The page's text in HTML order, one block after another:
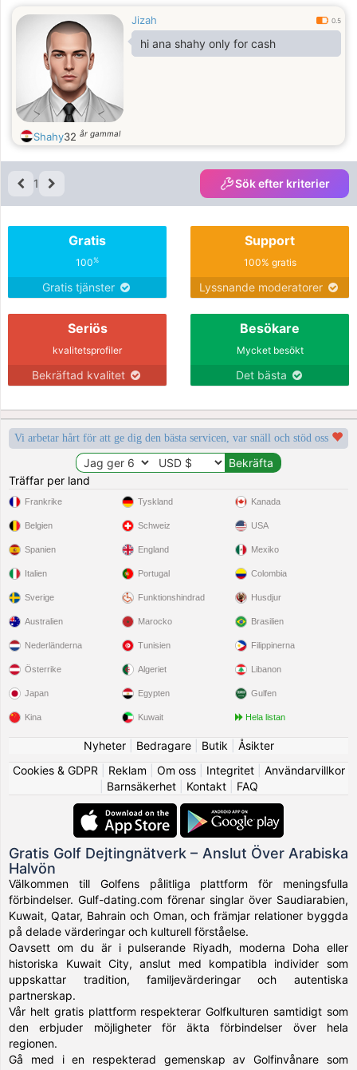
Jizah 0.5
hi ana shahy only for cash
Shahy32 år gammal
1 Sök efter kriterier
Gratis
100%
Gratis tjänster
Support
100% gratis
Lyssnande moderatorer
Seriös
kvalitetsprofiler
Bekräftad kvalitet
Besökare
Mycket besökt
Det bästa
Vi arbetar hårt för att ge dig den bästa servicen, var snäll och stöd oss
Träffar per land
Frankrike
Belgien
Spanien
Italien
Sverige
Tyskland
Schweiz
England
Portugal
Funktionshindrad
Kanada
USA
Mexiko
Colombia
Husdjur
Australien
Nederländerna
Österrike
Japan
Kina
Marocko
Tunisien
Algeriet
Egypten
Kuwait
Brasilien
Filippinerna
Libanon
Gulfen
Hela listan
Nyheter| Bedragare| Butik
Åsikter
Cookies & GDPR
Reklam Om oss| Integritet| Användarvillkor
Barnsäkerhet| Kontakt| FAQ
Gratis Golf Dejtingnätverk – Anslut Över Arabiska
Halvön
Välkommen till Golfens pålitliga plattform för meningsfulla
förbindelser. Gulf-dating.com förenar singlar över Saudiarabien,
Kuwait, Qatar, Bahrain och Oman, och främjar relationer byggda
på delade värderingar och kulturell förståelse.
Oavsett om du är i pulserande Riyadh, moderna Doha eller
historiska Kuwait City, anslut med kompatibla individer som
uppskattar tradition, familjevärderingar och autentiska
partnerskap.
Vår helt gratis plattform respekterar Golfkulturen samtidigt som
den erbjuder möjligheter för äkta förbindelser över hela
regionen.
Gå med i en respekterad gemenskap av Golfinvånare som